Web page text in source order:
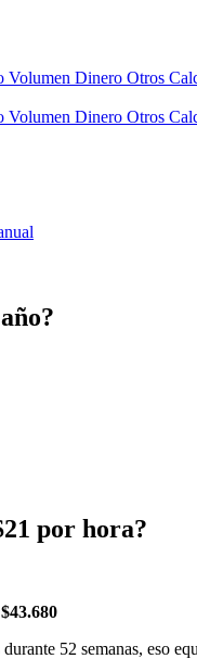
Volumen Dinero Otros
Volumen Dinero Otros
por hora?
$43.680
durante 52 semanas, eso